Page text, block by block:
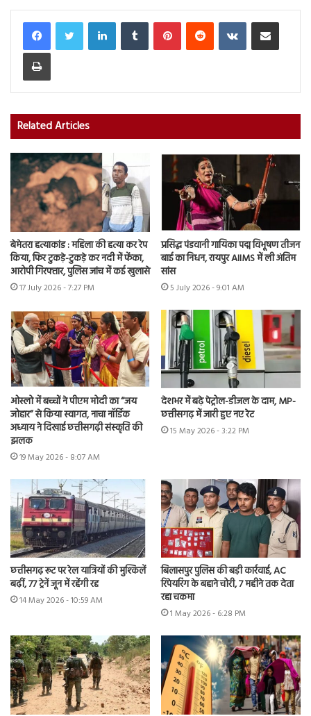
LinkedInTumblr PinterestReddit VKontakteShare via Email
Print
Related Articles
बेमेतरा हत्याकांड : महिला की हत्या कर रेप
किया, फिर टुकड़े-टुकड़े कर नदी में फेंका,
आरोपी गिरफ्तार, पुलिस जांच में कई खुलासे
17 July 2026 - 7:27 PM
प्रसिद्ध पंडवानी गायिका पद्म विभूषण तीजन
बाई का निधन, रायपुर AIIMS में ली अंतिम
सांस
5 July 2026 - 9:01 AM
ओस्लो में बच्चों ने पीएम मोदी का “जय
जोहार” से किया स्वागत, नाचा नॉर्डिक
अध्याय ने दिखाई छत्तीसगढ़ी संस्कृति की
झलक
19 May 2026 - 8:07 AM
देशभर में बढ़े पेट्रोल-डीजल के दाम, MP-
छत्तीसगढ़ में जारी हुए नए रेट
15 May 2026 - 3:22 PM
छत्तीसगढ़ रूट पर रेल यात्रियों की मुश्किलें
बढ़ीं, 77 ट्रेनें जून में रहेंगी रद्द
14 May 2026 - 10:59 AM
बिलासपुर पुलिस की बड़ी कार्रवाई, AC
रिपेयरिंग के बहाने चोरी, 7 महीने तक देता
रहा चकमा
1 May 2026 - 6:28 PM